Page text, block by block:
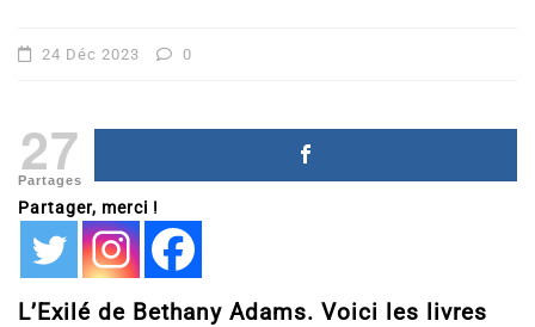
24 Déc 2023 0
27
Partages
Partager, merci !
L’Exilé de Bethany Adams. Voici les livres